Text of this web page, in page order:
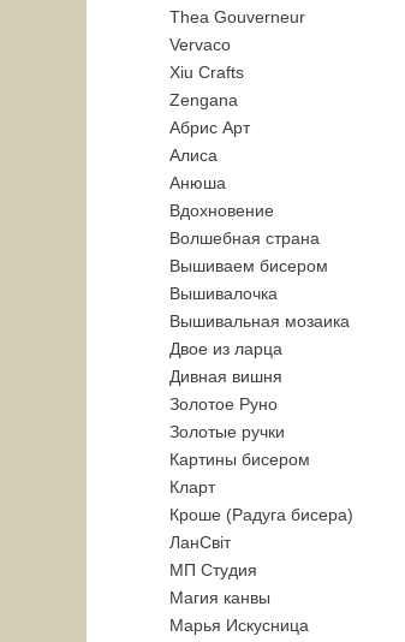
Thea Gouverneur
Vervaco
Xiu Crafts
Zengana
Абрис Арт
Алиса
Анюша
Вдохновение
Волшебная страна
Вышиваем бисером
Вышивалочка
Вышивальная мозаика
Двое из ларца
Дивная вишня
Золотое Руно
Золотые ручки
Картины бисером
Кларт
Кроше (Радуга бисера)
ЛанСвiт
МП Студия
Магия канвы
Марья Искусница